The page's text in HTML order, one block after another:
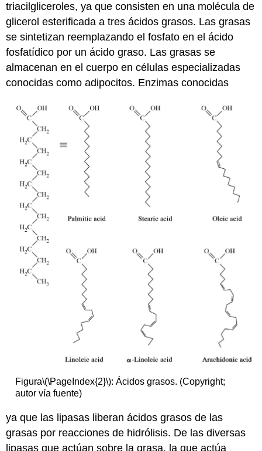
triacilgliceroles, ya que consisten en una molécula de
glicerol esterificada a tres ácidos grasos. Las grasas
se sintetizan reemplazando el fosfato en el ácido
fosfatídico por un ácido graso. Las grasas se
almacenan en el cuerpo en células especializadas
conocidas como adipocitos. Enzimas conocidas
Figura\(\PageIndex{2}\): Ácidos grasos. (Copyright;
autor vía fuente)
ya que las lipasas liberan ácidos grasos de las
grasas por reacciones de hidrólisis. De las diversas
lipasas que actúan sobre la grasa, la que actúa